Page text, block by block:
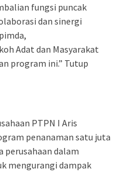
fungsi puncak
dan sinergi
Adat dan Masyarakat
program ini.” Tutup
PTPN I Aris
penanaman satu juta
perusahaan dalam
mengurangi dampak